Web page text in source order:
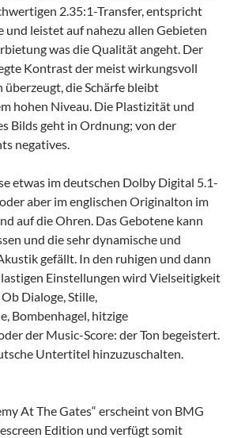
2.35:1-Transfer, entspricht
leistet auf nahezu allen Gebieten
was die Qualität angeht. Der
Kontrast der meist wirkungsvoll
überzeugt, die Schärfe bleibt
hohen Niveau. Die Plastizität und
Bilds geht in Ordnung; von der
negatives.
etwas im deutschen Dolby Digital 5.1-
aber im englischen Originalton im
auf die Ohren. Das Gebotene kann
und die sehr dynamische und
gefällt. In den ruhigen und dann
Einstellungen wird Vielseitigkeit
Dialoge, Stille,
Bombenhagel, hitzige
der Music-Score: der Ton begeistert.
Untertitel hinzuzuschalten.
At The Gates“ erscheint von BMG
Edition und verfügt somit